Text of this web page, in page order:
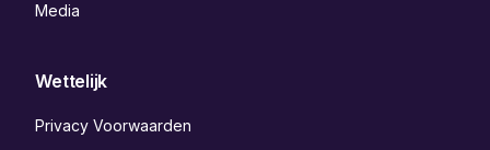
Media
Wettelijk
Privacy Voorwaarden